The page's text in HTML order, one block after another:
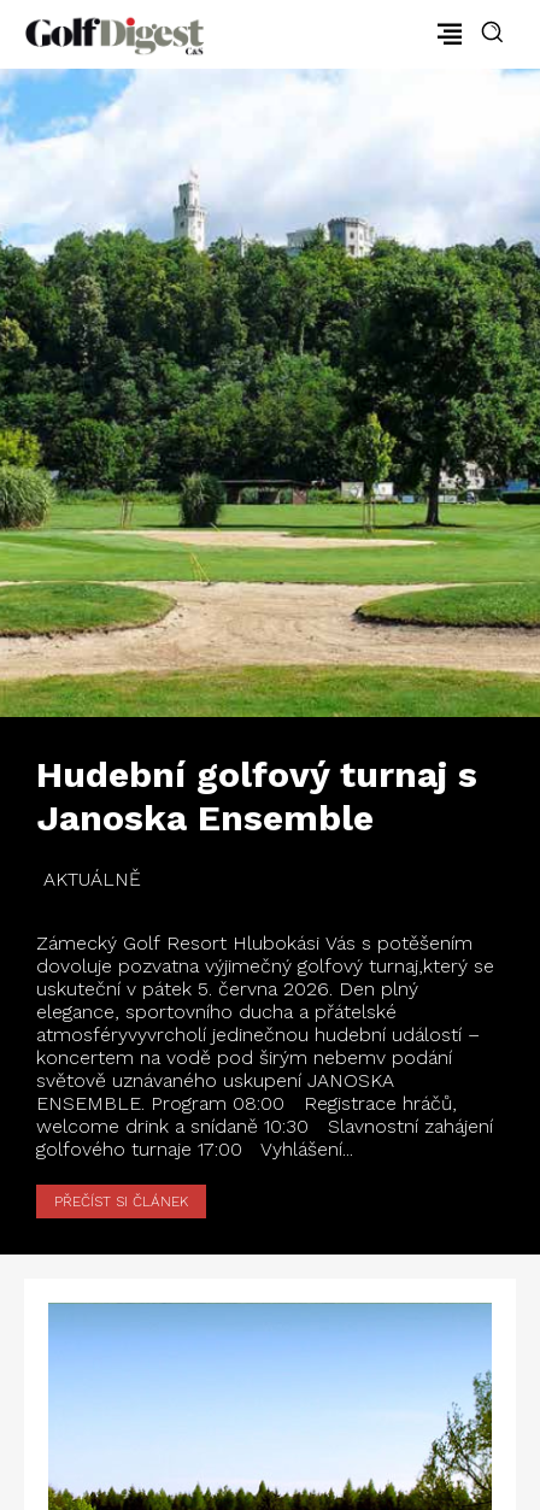
Hudební golfový turnaj s
Janoska Ensemble
AKTUÁLNĚ
Zámecký Golf Resort Hlubokási Vás s potěšením
dovoluje pozvatna výjimečný golfový turnaj,který se
uskuteční v pátek 5. června 2026. Den plný
elegance, sportovního ducha a přátelské
atmosféryvyvrcholí jedinečnou hudební událostí –
koncertem na vodě pod širým nebemv podání
světově uznávaného uskupení JANOSKA
ENSEMBLE. Program 08:00 Registrace hráčů,
welcome drink a snídaně 10:30 Slavnostní zahájení
golfového turnaje 17:00 Vyhlášení...
PŘEČÍST SI ČLÁNEK